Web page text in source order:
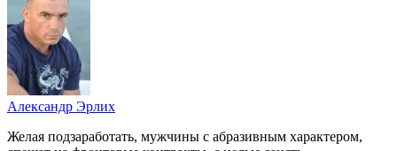
Александр Эрлих
Желая подзаработать, мужчины с абразивным характером,